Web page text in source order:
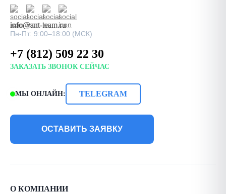
info@ant-team.ru
Пн-Пт: 9:00–18:00 (МСК)
+7 (812) 509 22 30
ЗАКАЗАТЬ ЗВОНОК СЕЙЧАС
МЫ ОНЛАЙН: TELEGRAM
ОСТАВИТЬ ЗАЯВКУ
О КОМПАНИИ